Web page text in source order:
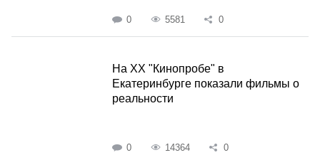
0 5581 0
На XX "Кинопробе" в
Екатеринбурге показали фильмы о
реальности
0 14364 0